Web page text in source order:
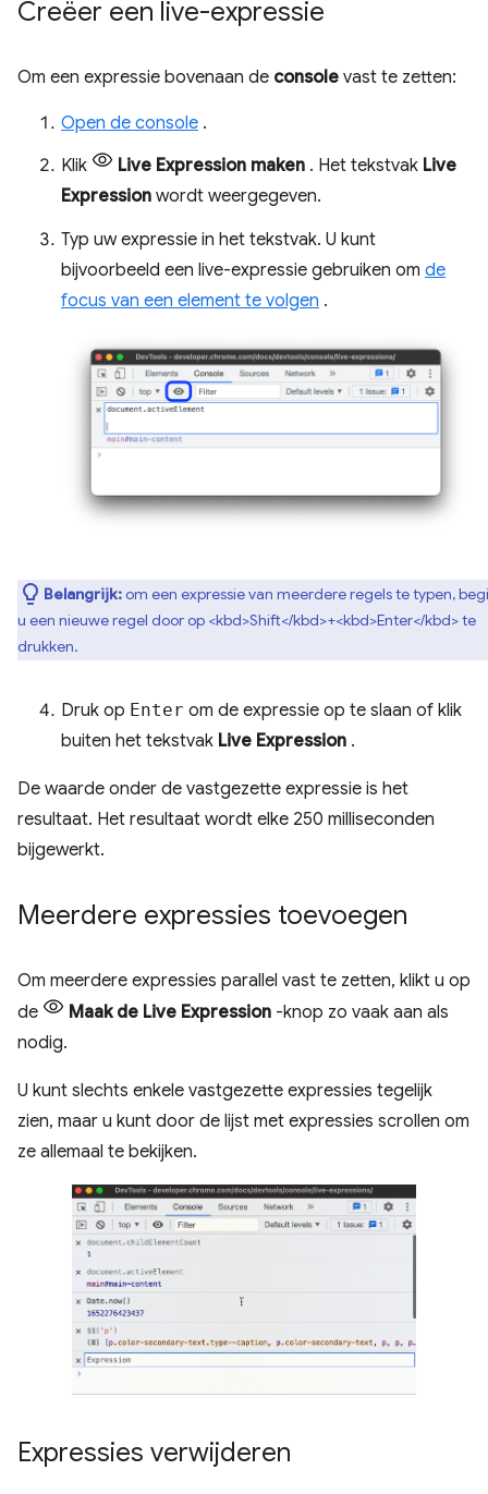
Creëer een live-expressie
Om een ​​expressie bovenaan de console vast te zetten:
Open de console .
Klik
Live Expression maken . Het tekstvak Live
Expression wordt weergegeven.
Typ uw expressie in het tekstvak. U kunt
bijvoorbeeld een live-expressie gebruiken om de
focus van een element te volgen .
Belangrijk:om een ​​expressie van meerdere regels te typen,
u een nieuwe regel door op <kbd>Shift</kbd>+<kbd>Enter</kbd> te
drukken.
Druk op Enter om de expressie op te slaan of klik
buiten het tekstvak Live Expression .
De waarde onder de vastgezette expressie is het
resultaat. Het resultaat wordt elke 250 milliseconden
bijgewerkt.
Meerdere expressies toevoegen
Om meerdere expressies parallel vast te zetten, klikt u op
de
Maak de Live Expression -knop zo vaak aan als
nodig.
U kunt slechts enkele vastgezette expressies tegelijk
zien, maar u kunt door de lijst met expressies scrollen om
ze allemaal te bekijken.
Expressies verwijderen